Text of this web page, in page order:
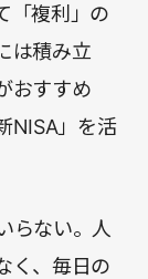
「複利」の
は積み立
おすすめ
NISA」を活
らない。人
く、毎日の